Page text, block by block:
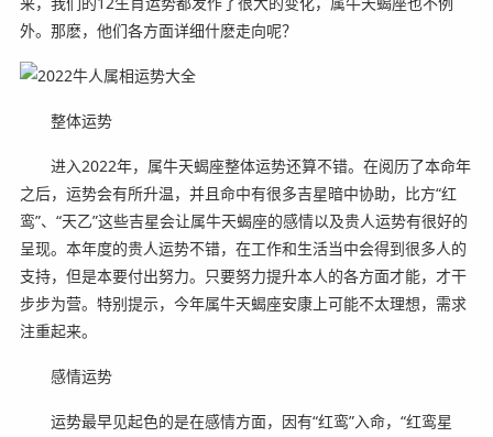
外。那麽，他们各方面详细什麽走向呢？
整体运势
进入2022年，属牛天蝎座整体运势还算不错。在阅历了本命年
之后，运势会有所升温，并且命中有很多吉星暗中协助，比方“红
鸾”、“天乙”这些吉星会让属牛天蝎座的感情以及贵人运势有很好的
呈现。本年度的贵人运势不错，在工作和生活当中会得到很多人的
支持，但是本要付出努力。只要努力提升本人的各方面才能，才干
步步为营。特别提示，今年属牛天蝎座安康上可能不太理想，需求
注重起来。
感情运势
运势最早见起色的是在感情方面，因有“红鸾”入命，“红鸾星